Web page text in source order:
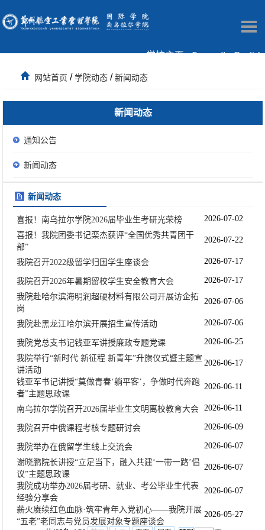
学校主页 Русский English
网站首页 /学院动态 /新闻动态
新闻动态
通知公告
新闻动态
新闻动态
喜报！南乌拉尔学院2026届毕业生考研光荣榜
2026-07-02
喜报！我院团委书记栾杰获评“全国优秀共青团干
部”
2026-07-22
我院召开2022级留学归国学生座谈会 2026-07-17
我院召开2026年暑期留校学生安全教育大会
2026-07-17
我院赴哈尔滨海明润超硬材料有限公司开展访企拓
岗
2026-07-06
我院赴黑龙江哈尔滨开展招生宣传活动 2026-07-06
我院党总支书记钱亚军讲授廉政专题党课
2026-06-25
我院举行“新时代 新征程 新青年”升旗仪式暨主题宣
讲活动
2026-06-17
钱亚军书记讲授“莫做青春‘躺平客’，争做时代奔跑
者”主题思政课
2026-06-11
南乌拉尔学院召开2026届毕业生文明离校教育大会 2026-06-11
我院召开中俄课程考核专题研讨会 2026-06-09
我院举办在俄留学生线上交流会
2026-06-07
谢晓鹏院长讲授“立足当下，融入共建‘一带一路’倡
议”主题思政课
2026-06-07
我院成功举办2026届考研、就业、考公毕业生代表
经验分享会
2026-06-07
薪火赓续红色血脉·筑牢青年入党初心——我院开展
“五老”老同志与党员发展对象专题座谈会
2026-05-27